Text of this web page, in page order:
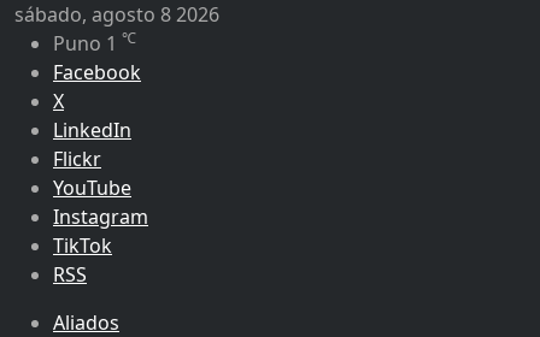
sábado, agosto 8 2026
Puno 1 ℃
Facebook
X
LinkedIn
Flickr
YouTube
Instagram
TikTok
RSS
Aliados